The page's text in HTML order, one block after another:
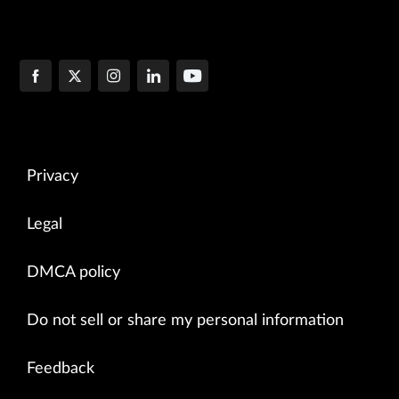
                }
            }
Privacy
Legal
DMCA policy
Do not sell or share my personal information
Feedback